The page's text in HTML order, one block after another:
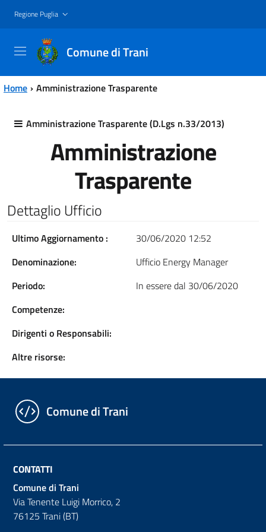
Vai al contenuto principale
Vai al menu principale
Regione Puglia
Comune di Trani
Home Amministrazione Trasparente
Amministrazione Trasparente (D.Lgs n.33/2013)
Amministrazione
Trasparente
Dettaglio Ufficio
Ultimo Aggiornamento :
30/06/2020 12:52
Denominazione:
Ufficio Energy Manager
Periodo:
In essere dal 30/06/2020
Competenze:
Dirigenti o Responsabili:
Altre risorse:
Comune di Trani
CONTATTI
Comune di Trani
Via Tenente Luigi Morrico, 2
76125 Trani (BT)